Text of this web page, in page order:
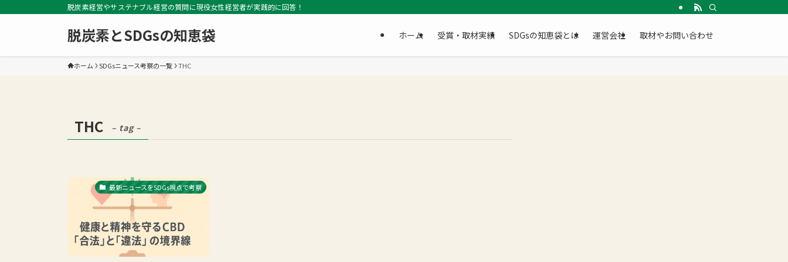
脱炭素経営やサステナブル経営の質問に現役女性経営者が実践的に回答！
脱炭素とSDGsの知恵袋 ホーム 受賞・取材実績 SDGsの知恵袋とは 運営会社 取材やお問い合わせ
ホーム SDGsニュース考察の一覧 THC
THC – tag –
最新ニュースをSDGs視点で考察